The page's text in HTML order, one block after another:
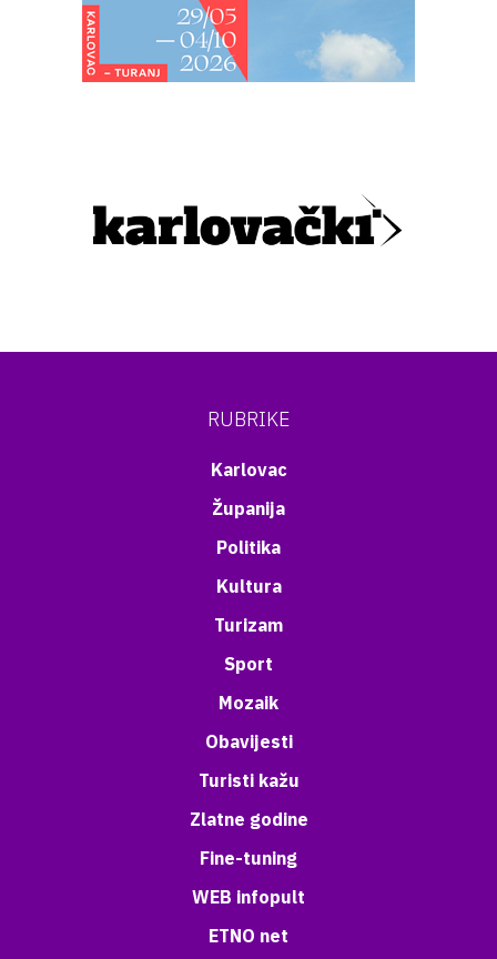
RUBRIKE
Karlovac
Županija
Politika
Kultura
Turizam
Sport
Mozaik
Obavijesti
Turisti kažu
Zlatne godine
Fine-tuning
WEB infopult
ETNO net